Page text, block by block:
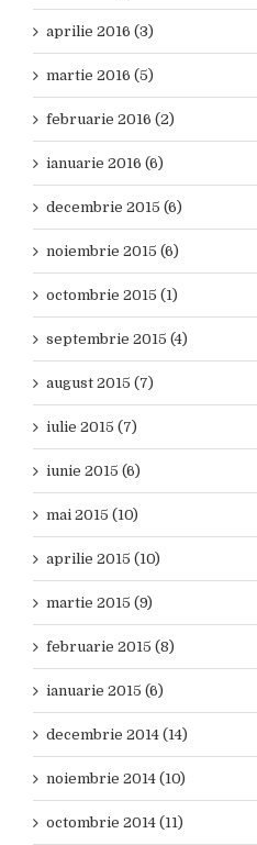
aprilie 2016 (3)
martie 2016 (5)
februarie 2016 (2)
ianuarie 2016 (6)
decembrie 2015 (6)
noiembrie 2015 (6)
octombrie 2015 (1)
septembrie 2015 (4)
august 2015 (7)
iulie 2015 (7)
iunie 2015 (6)
mai 2015 (10)
aprilie 2015 (10)
martie 2015 (9)
februarie 2015 (8)
ianuarie 2015 (6)
decembrie 2014 (14)
noiembrie 2014 (10)
octombrie 2014 (11)